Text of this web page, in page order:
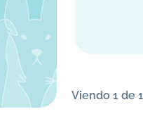
Viendo 1 de